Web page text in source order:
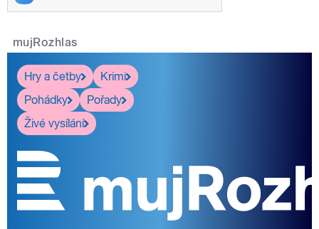
mujRozhlas
Hry a četby
Krimi
Pohádky
Pořady
Živé vysílání